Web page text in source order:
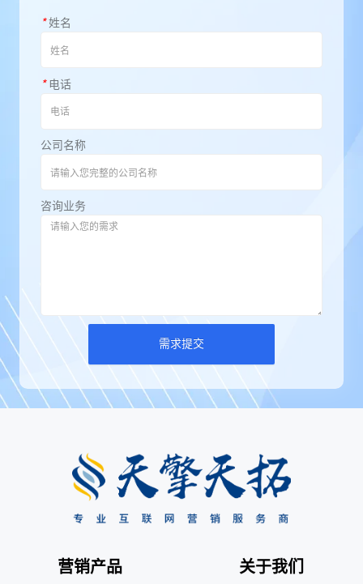
*姓名
*电话
公司名称
咨询业务
需求提交
营销产品 关于我们